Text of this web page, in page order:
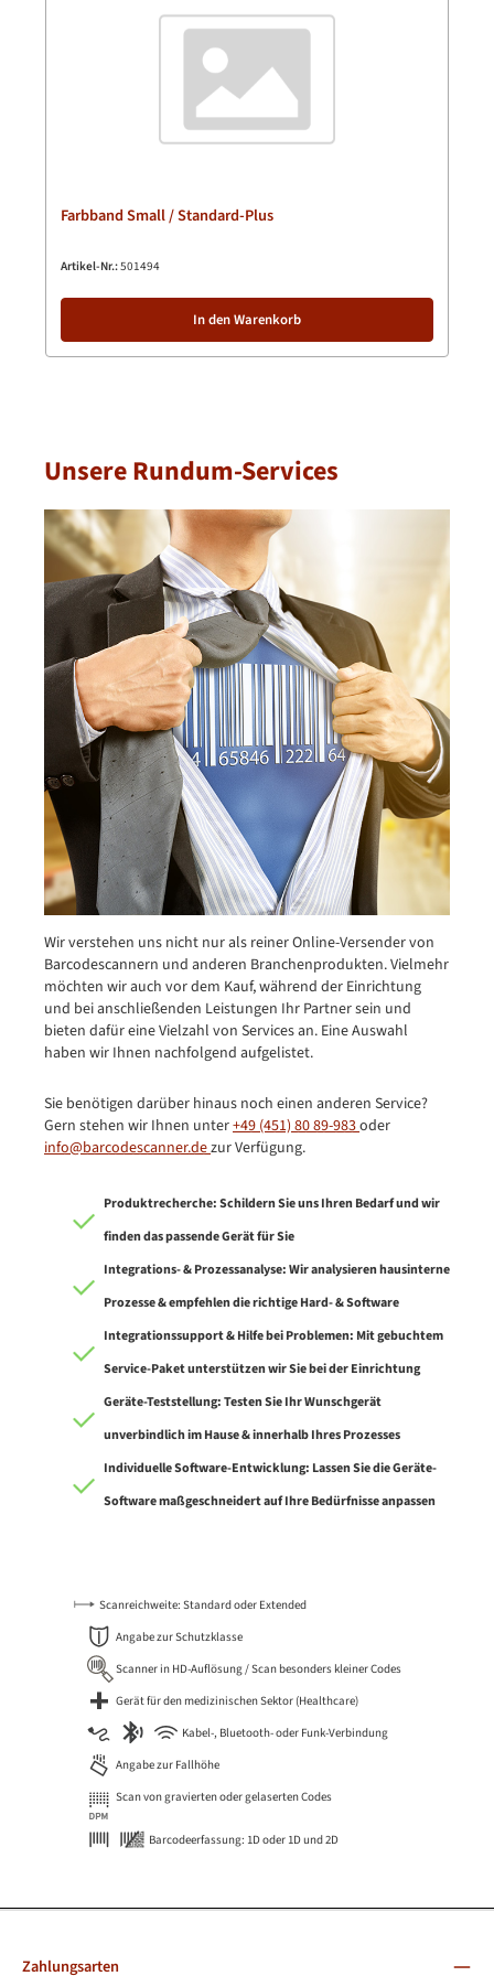
Farbband Small / Standard-Plus
Artikel-Nr.:501494
In den Warenkorb
Unsere Rundum-Services
Wir verstehen uns nicht nur als reiner Online-Versender von
Barcodescannern und anderen Branchenprodukten. Vielmehr
möchten wir auch vor dem Kauf, während der Einrichtung
und bei anschließenden Leistungen Ihr Partner sein und
bieten dafür eine Vielzahl von Services an. Eine Auswahl
haben wir Ihnen nachfolgend aufgelistet.
Sie benötigen darüber hinaus noch einen anderen Service?
Gern stehen wir Ihnen unter+49 (451) 80 89-983oder
info@barcodescanner.dezur Verfügung.
Produktrecherche: Schildern Sie uns Ihren Bedarf und wir
finden das passende Gerät für Sie
Integrations- & Prozessanalyse: Wir analysieren hausinterne
Prozesse & empfehlen die richtige Hard- & Software
Integrationssupport & Hilfe bei Problemen: Mit gebuchtem
Service-Paket unterstützen wir Sie bei der Einrichtung
Geräte-Teststellung: Testen Sie Ihr Wunschgerät
unverbindlich im Hause & innerhalb Ihres Prozesses
Individuelle Software-Entwicklung: Lassen Sie die Geräte-
Software maßgeschneidert auf Ihre Bedürfnisse anpassen
Scanreichweite: Standard oder Extended
Angabe zur Schutzklasse
Scanner in HD-Auflösung / Scan besonders kleiner Codes
Gerät für den medizinischen Sektor (Healthcare)
Kabel-, Bluetooth- oder Funk-Verbindung
Angabe zur Fallhöhe
Scan von gravierten oder gelaserten Codes
Barcodeerfassung: 1D oder 1D und 2D
Zahlungsarten